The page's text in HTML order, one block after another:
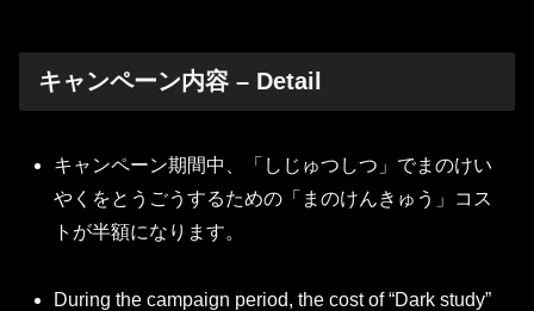
キャンペーン内容 – Detail
キャンペーン期間中、「しじゅつしつ」でまのけい
やくをとうごうするための「まのけんきゅう」コス
トが半額になります。
During the campaign period, the cost of “Dark study”